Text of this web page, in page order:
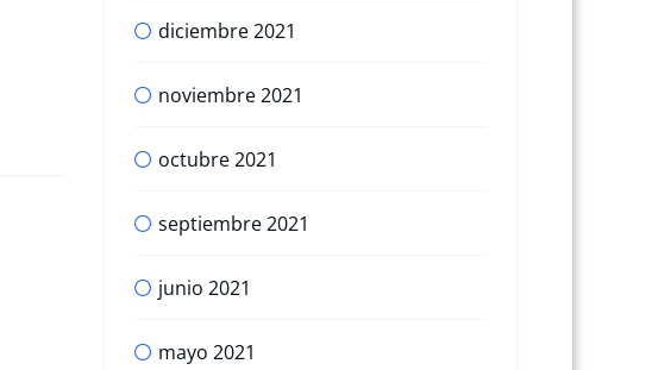
diciembre 2021
noviembre 2021
octubre 2021
septiembre 2021
junio 2021
mayo 2021